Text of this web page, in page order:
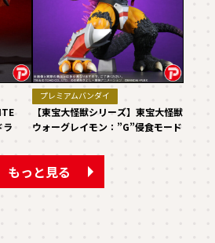
ラ
プレミアムバンダイ
【東宝大怪獣シリーズ】東宝大怪獣
ウォーグレイモン：”G”侵食モード
もっと見る